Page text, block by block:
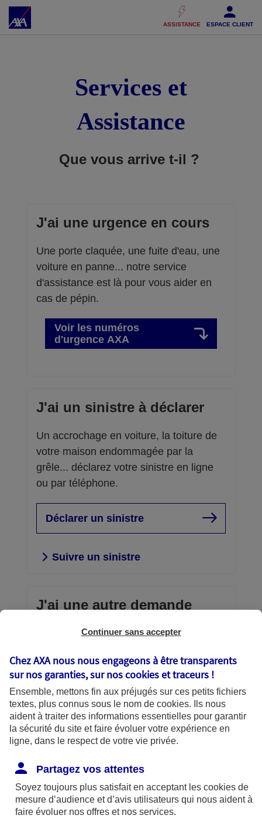
Accéder au Contenu Accéder au Pied de page
ASSISTANCE ESPACE CLIENT
Services et
Assistance
Que vous arrive t-il ?
J'ai une urgence en cours
Une porte claquée, une fuite d'eau, une
voiture en panne... notre service
d'assistance est là pour vous aider en
cas de pépin.
Voir les numéros
d'urgence AXA
J'ai un sinistre à déclarer
Un accrochage en voiture, la toiture de
votre maison endommagée par la
grêle... déclarez votre sinistre en ligne
ou par téléphone.
Déclarer un sinistre
Suivre un sinistre
J'ai une autre demande
Envoi d'un document confidentiel,
téléchargement d’une attestation,
échanges avec AXA… vous avez la
main.
Découvrir vos services en
ligne
Continuer sans accepter
Chez AXA nous nous engageons à être transparents
sur nos garanties, sur noscookies et traceurs !
Ensemble, mettons fin aux préjugés sur ces petits fichiers
textes, plus connus sous le nom de cookies. Ils nous
aident à traiter des informations essentielles pour garantir
la sécurité du site et faire évoluer votre expérience en
ligne, dans le respect de votre vie privée.
Partagez vos attentes
Soyez toujours plus satisfait en acceptant les cookies de
mesure d’audience et d’avis utilisateurs qui nous aident à
faire évoluer nos offres et nos services.